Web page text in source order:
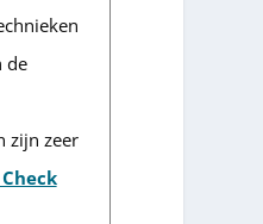
de
zijn zeer